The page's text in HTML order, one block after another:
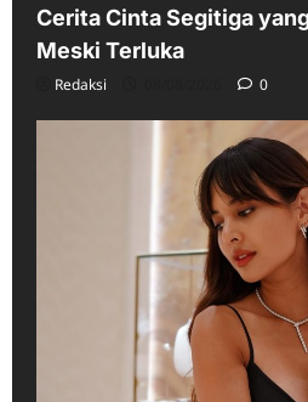
Cerita Cinta Segitiga
Meski Terluka
Redaksi 0